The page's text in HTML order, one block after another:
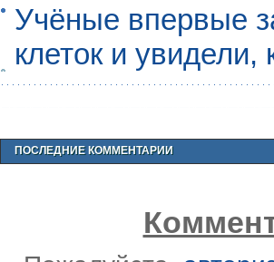
Учёные впервые
клеток и увидели,
ПОСЛЕДНИЕ КОММЕНТАРИИ